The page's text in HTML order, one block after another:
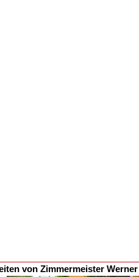
von Zimmermeister